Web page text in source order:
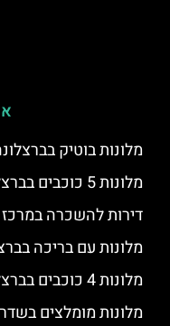
מלונות בוטיק
מלונות 5 כוכבים בברצלונה – בתי מלון יוקרתיים
דירות להשכרה
מלונות עם בריכה
מלונות 4 כוכבים בברצלונה
מלונות מומלצים